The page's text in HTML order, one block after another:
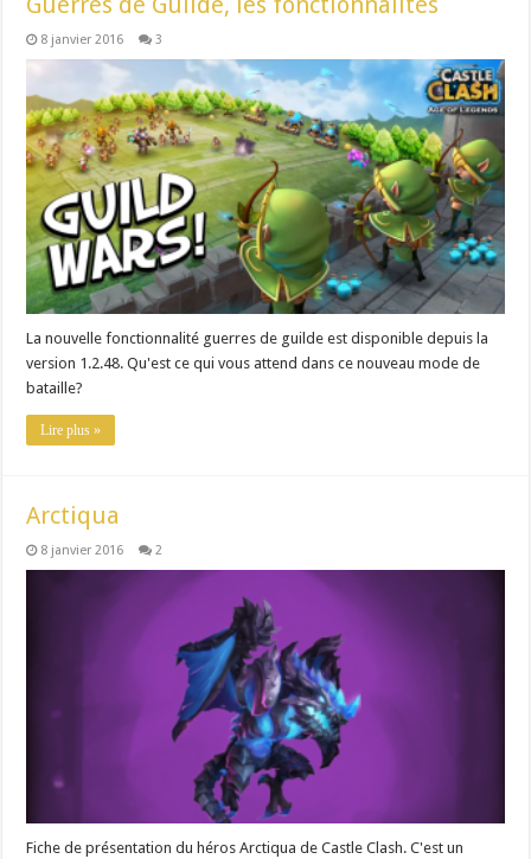
8 janvier 2016 3
La nouvelle fonctionnalité guerres de guilde est disponible depuis la
version 1.2.48. Qu'est ce qui vous attend dans ce nouveau mode de
bataille?
Lire plus »
Arctiqua
8 janvier 2016 2
Fiche de présentation du héros Arctiqua de Castle Clash. C'est un